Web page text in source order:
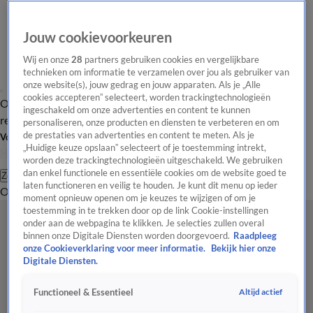
Overzicht Laatste nieuws Regionieuws Het beste van Hart
Tip de
redactie
Volg Hart van Nederland
Zoeken
OverzichtRegioUitzendingenWeerTip de redactiePanelVideo's
Jouw cookievoorkeuren
Wij en onze28 partners gebruiken cookies en vergelijkbare
technieken om informatie te verzamelen over jou als gebruiker van
onze website(s), jouw gedrag en jouw apparaten. Als je „Alle
cookies accepteren” selecteert, worden trackingtechnologieën
ingeschakeld om onze advertenties en content te kunnen
personaliseren, onze producten en diensten te verbeteren en om
de prestaties van advertenties en content te meten. Als je
„Huidige keuze opslaan” selecteert of je toestemming intrekt,
worden deze trackingtechnologieën uitgeschakeld. We gebruiken
dan enkel functionele en essentiële cookies om de website goed te
laten functioneren en veilig te houden. Je kunt dit menu op ieder
moment opnieuw openen om je keuzes te wijzigen of om je
toestemming in te trekken door op de link Cookie-instellingen
onder aan de webpagina te klikken. Je selecties zullen overal
binnen onze Digitale Diensten worden doorgevoerd. Raadpleeg
onze Cookieverklaring voor meer informatie.
Bekijk hier onze
Digitale Diensten.
Functioneel & Essentieel Altijd actief